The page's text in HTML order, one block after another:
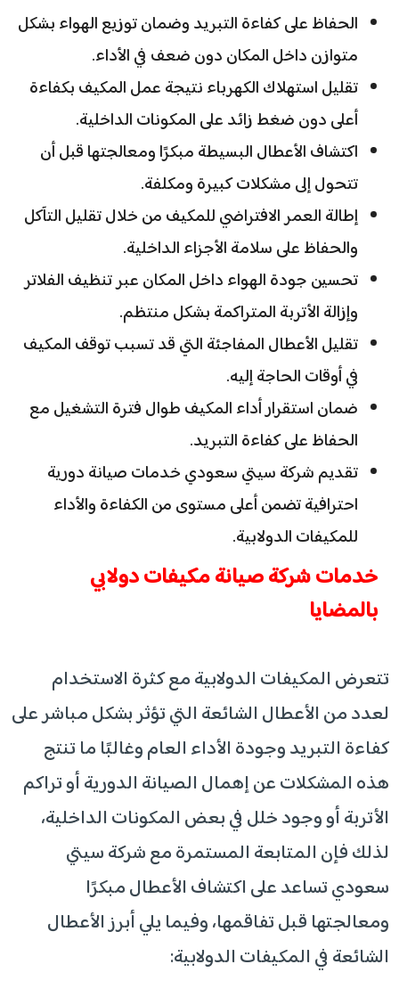
الحفاظ على كفاءة التبريد وضمان توزيع الهواء بشكل
متوازن داخل المكان دون ضعف في الأداء.
تقليل استهلاك الكهرباء نتيجة عمل المكيف بكفاءة
أعلى دون ضغط زائد على المكونات الداخلية.
اكتشاف الأعطال البسيطة مبكرًا ومعالجتها قبل أن
تتحول إلى مشكلات كبيرة ومكلفة.
إطالة العمر الافتراضي للمكيف من خلال تقليل التآكل
والحفاظ على سلامة الأجزاء الداخلية.
تحسين جودة الهواء داخل المكان عبر تنظيف الفلاتر
وإزالة الأتربة المتراكمة بشكل منتظم.
تقليل الأعطال المفاجئة التي قد تسبب توقف المكيف
في أوقات الحاجة إليه.
ضمان استقرار أداء المكيف طوال فترة التشغيل مع
الحفاظ على كفاءة التبريد.
تقديم شركة سيتي سعودي خدمات صيانة دورية
احترافية تضمن أعلى مستوى من الكفاءة والأداء
للمكيفات الدولابية.
خدمات شركة صيانة مكيفات دولابي
بالمضايا
تتعرض المكيفات الدولابية مع كثرة الاستخدام
لعدد من الأعطال الشائعة التي تؤثر بشكل مباشر على
كفاءة التبريد وجودة الأداء العام وغالبًا ما تنتج
هذه المشكلات عن إهمال الصيانة الدورية أو تراكم
الأتربة أو وجود خلل في بعض المكونات الداخلية،
لذلك فإن المتابعة المستمرة مع شركة سيتي
سعودي تساعد على اكتشاف الأعطال مبكرًا
ومعالجتها قبل تفاقمها، وفيما يلي أبرز الأعطال
الشائعة في المكيفات الدولابية: